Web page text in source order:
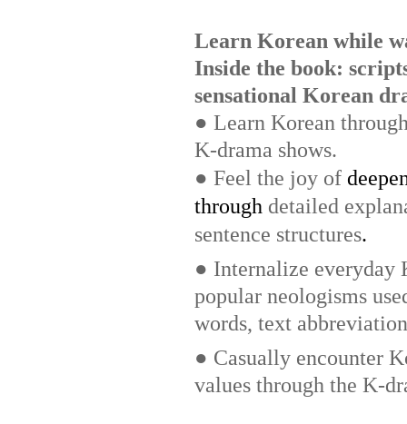
Learn Korean while
Inside the book:
sensational Korean
● Learn Korean
K-drama shows.
● Feel the joy of
through detailed
sentence structures.
● Internalize everyday
popular neologisms
words, text
● Casually encounter
values through the K-